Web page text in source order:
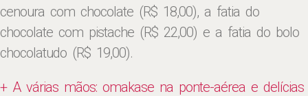
cenoura com chocolate (R$ 18,00), a fatia do
chocolate com pistache (R$ 22,00) e a fatia do bolo
chocolatudo (R$ 19,00).
+ A várias mãos: omakase na ponte-aérea e delícias